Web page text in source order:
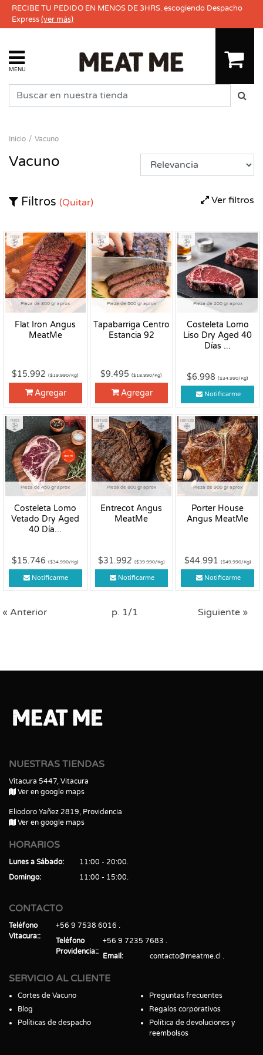
RECIBE TU PEDIDO EN MENOS DE 3HRS. escogiendo Despacho
Express(ver más)
MENU
Inicio Vacuno
Vacuno
Ver filtros
Filtros (Quitar)
Pieza de 800 gr aprox
Flat Iron Angus
MeatMe
Fresco
$15.992($19.990/Kg)
Agregar
Pieza de 500 gr aprox
Tapabarriga Centro
Estancia 92
Fresco
$9.495($18.990/Kg)
Agregar
Pieza de 200 gr aprox
Costeleta Lomo
Liso Dry Aged 40
Días ...
Fresco
$6.998($34.990/Kg)
Notificarme
Pieza de 450 gr aprox
Costeleta Lomo
Vetado Dry Aged
40 Día...
Fresco
$15.746($34.990/Kg)
Notificarme
Pieza de 800 gr aprox
Entrecot Angus
MeatMe
Congelado
$31.992 ($39.990/Kg)
Notificarme
Pieza de 900 gr aprox
Porter House
Angus MeatMe
Congelado
$44.991 ($49.990/Kg)
Notificarme
« Anterior p. 1/1 Siguiente »
NUESTRAS TIENDAS
Vitacura 5447, Vitacura
Ver en google maps
Eliodoro Yañez 2819, Providencia
Ver en google maps
HORARIOS
Lunes a Sábado
11:00 - 20:00
Domingo
11:00 - 15:00
CONTACTO
Teléfono
Vitacura:
+56 9 7538 6016
Teléfono
Providencia:
+56 9 7235 7683
Email
contacto@meatme.cl
SERVICIO AL CLIENTE
Cortes de Vacuno
Blog
Políticas de despacho
Preguntas frecuentes
Regalos corporativos
Política de devoluciones y
reembolsos